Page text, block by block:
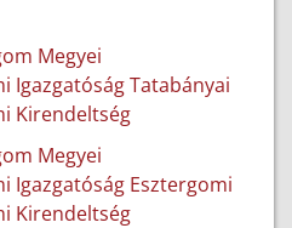
Megyei
Igazgatóság Tatabányai
Kirendeltség
Megyei
Igazgatóság Esztergomi
Kirendeltség